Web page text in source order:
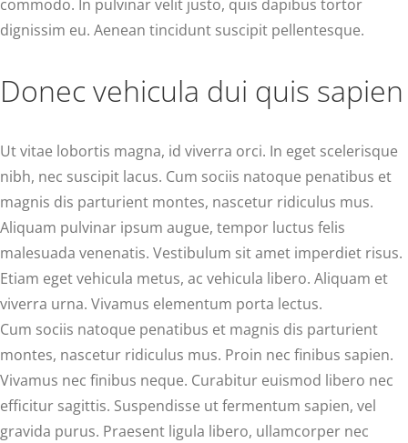
commodo. In pulvinar velit justo, quis dapibus tortor
dignissim eu. Aenean tincidunt suscipit pellentesque.
Donec vehicula dui quis sapien
Ut vitae lobortis magna, id viverra orci. In eget scelerisque
nibh, nec suscipit lacus. Cum sociis natoque penatibus et
magnis dis parturient montes, nascetur ridiculus mus.
Aliquam pulvinar ipsum augue, tempor luctus felis
malesuada venenatis. Vestibulum sit amet imperdiet risus.
Etiam eget vehicula metus, ac vehicula libero. Aliquam et
viverra urna. Vivamus elementum porta lectus.
Cum sociis natoque penatibus et magnis dis parturient
montes, nascetur ridiculus mus. Proin nec finibus sapien.
Vivamus nec finibus neque. Curabitur euismod libero nec
efficitur sagittis. Suspendisse ut fermentum sapien, vel
gravida purus. Praesent ligula libero, ullamcorper nec